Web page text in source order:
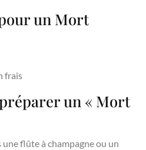
un Mort
frais
un « Mort
une flûte à champagne ou un